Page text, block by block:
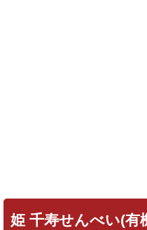
姫 千寿せんべい(有